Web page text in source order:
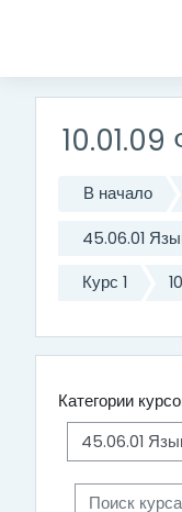
10.01.09
В начало
45.06.01
Курс 1
Категории
Поиск курса